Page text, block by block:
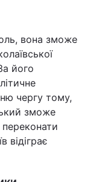
вона зможе
його
чергу тому,
зможе
відіграє